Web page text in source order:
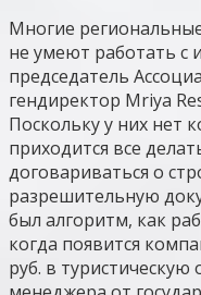
Многие
не умеют работать с
председатель
гендиректор Mriya
Поскольку у них нет
приходится все
договариваться о
разрешительную
был алгоритм, как
когда появится
руб. в туристическую